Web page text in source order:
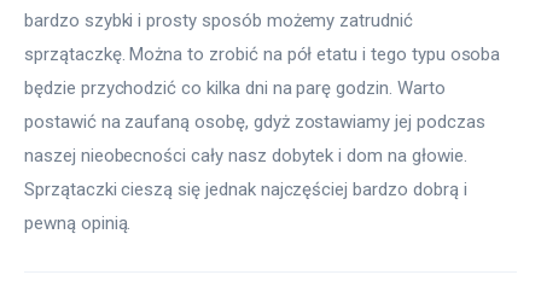
bardzo szybki i prosty sposób możemy zatrudnić
sprzątaczkę. Można to zrobić na pół etatu i tego typu osoba
będzie przychodzić co kilka dni na parę godzin. Warto
postawić na zaufaną osobę, gdyż zostawiamy jej podczas
naszej nieobecności cały nasz dobytek i dom na głowie.
Sprzątaczki cieszą się jednak najczęściej bardzo dobrą i
pewną opinią.